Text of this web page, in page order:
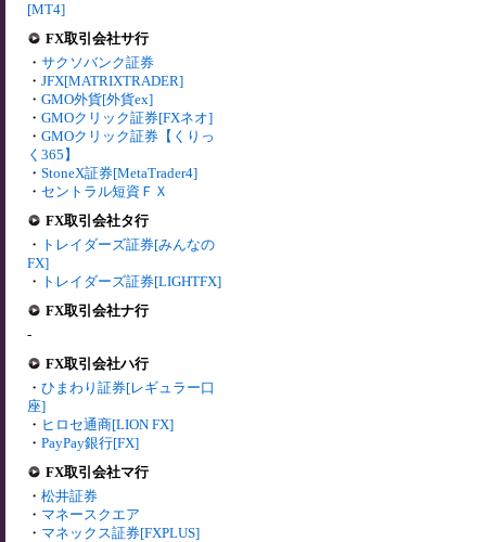
[MT4]
FX取引会社サ行
・ サクソバンク証券
・ JFX[MATRIXTRADER]
・ GMO外貨[外貨ex]
・ GMOクリック証券[FXネオ]
・ GMOクリック証券【くりっ
く365】
・ StoneX証券[MetaTrader4]
・ セントラル短資ＦＸ
FX取引会社タ行
・ トレイダーズ証券[みんなの
FX]
・ トレイダーズ証券[LIGHTFX]
FX取引会社ナ行
-
FX取引会社ハ行
・ ひまわり証券[レギュラー口
座]
・ ヒロセ通商[LION FX]
・ PayPay銀行[FX]
FX取引会社マ行
・ 松井証券
・ マネースクエア
・ マネックス証券[FXPLUS]